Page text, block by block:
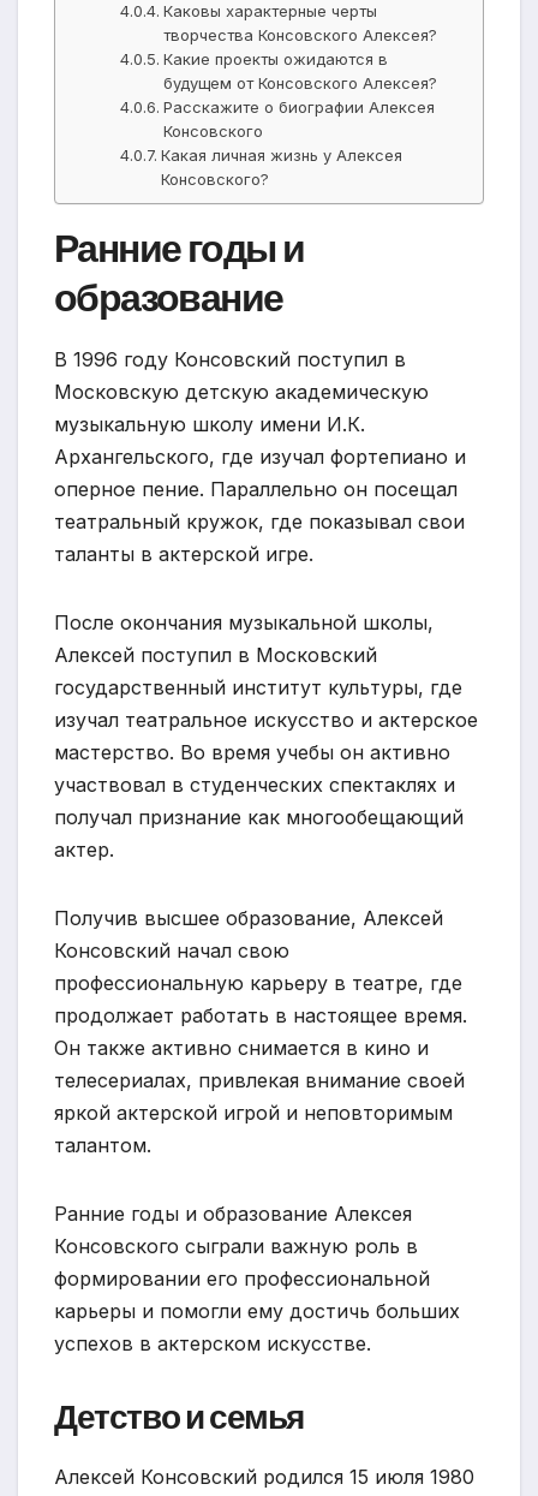
Каковы характерные черты
творчества Консовского Алексея?
Какие проекты ожидаются в
будущем от Консовского Алексея?
Расскажите о биографии Алексея
Консовского
Какая личная жизнь у Алексея
Консовского?
Ранние годы и
образование
В 1996 году Консовский поступил в
Московскую детскую академическую
музыкальную школу имени И.К.
Архангельского, где изучал фортепиано и
оперное пение. Параллельно он посещал
театральный кружок, где показывал свои
таланты в актерской игре.
После окончания музыкальной школы,
Алексей поступил в Московский
государственный институт культуры, где
изучал театральное искусство и актерское
мастерство. Во время учебы он активно
участвовал в студенческих спектаклях и
получал признание как многообещающий
актер.
Получив высшее образование, Алексей
Консовский начал свою
профессиональную карьеру в театре, где
продолжает работать в настоящее время.
Он также активно снимается в кино и
телесериалах, привлекая внимание своей
яркой актерской игрой и неповторимым
талантом.
Ранние годы и образование Алексея
Консовского сыграли важную роль в
формировании его профессиональной
карьеры и помогли ему достичь больших
успехов в актерском искусстве.
Детство и семья
Алексей Консовский родился 15 июля 1980